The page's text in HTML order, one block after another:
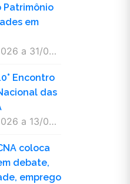
Patrimônio
em
Dia 01/08/2026 a 31/08/2026
Encontro
das
Dia 12/08/2026 a 13/08/2026
coloca
debate,
emprego